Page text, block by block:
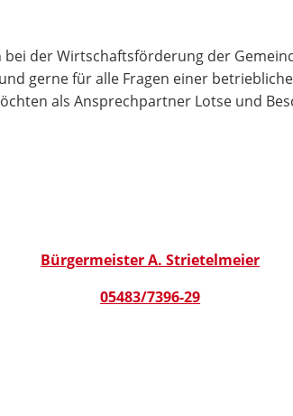
der Wirtschaftsförderung der
gerne für alle Fragen einer
als Ansprechpartner Lotse und
Bürgermeister A. Strietelmeier
05483/7396-29